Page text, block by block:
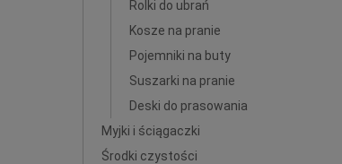
Rolki do ubrań
Kosze na pranie
Pojemniki na buty
Suszarki na pranie
Deski do prasowania
Myjki i ściągaczki
Środki czystości